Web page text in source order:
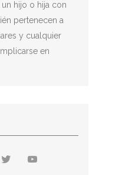
hijo o hija con
pertenecen a
y cualquier
en